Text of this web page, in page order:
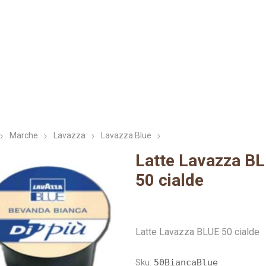
Vero Illy Kimbo
Caffitaly Espresso Cap
Marche Lavazza Lavazza Blue
Latte Lavazza
50 cialde
Latte Lavazza BLUE 50 cialde
Sku: 50BiancaBlue